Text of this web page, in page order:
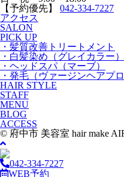
【予約優先】 042-334-7227
アクセス
SALON
PICK UP
・髪質改善トリートメント
・白髪染め（グレイカラー）
・ヘッドスパ（マーブ）
・発毛（ヴァージンヘアプ
HAIR STYLE
STAFF
MENU
BLOG
ACCESS
© 府中市 美容室 hair make
042-334-7227
WEB予約